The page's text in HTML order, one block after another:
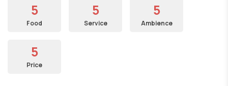
5
Food
5
Service
5
Ambience
5
Price